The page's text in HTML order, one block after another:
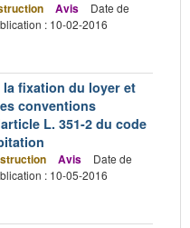
Avis
Date de
: 10-02-2016
la fixation du loyer et
conventions
L. 351-2 du code
Avis
Date de
: 10-05-2016